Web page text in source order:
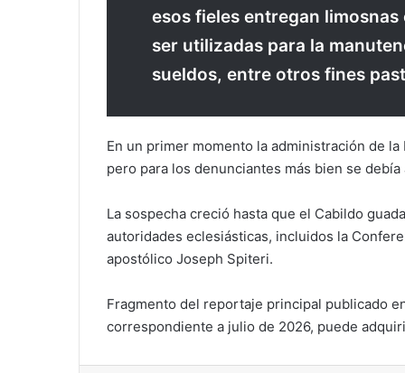
esos fieles entregan
ser utilizadas para la
sueldos, entre otros fines
En un primer momento la administración de
pero para los denunciantes más bien se
La sospecha creció hasta que el Cabildo
autoridades eclesiásticas, incluidos la
apostólico Joseph Spiteri.
Fragmento del reportaje principal publicado
correspondiente a julio de 2026, puede